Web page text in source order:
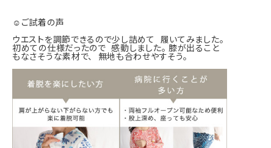
股上 渡り幅
28
30
☺ご試着の声
ウエストを調節できるので少し詰めて 履いてみました。
初めての仕様だったので 感動しました。 膝が出ること
もなさそうな素材で、 無地も合わせやすそう。